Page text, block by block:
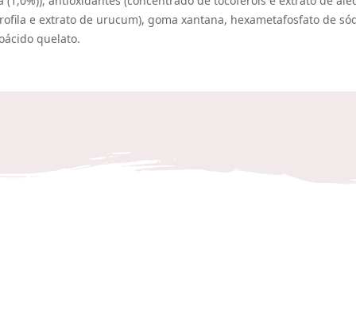
e extrato de urucum), goma xantana, hexametafosfato de
quelato.